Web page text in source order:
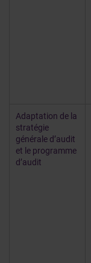
Adaptation de la
stratégie
générale d’audit
et le programme
d’audit